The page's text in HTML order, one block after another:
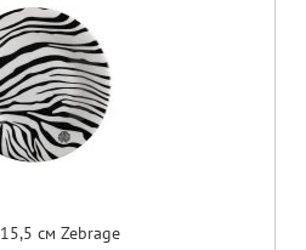
см Zebrage